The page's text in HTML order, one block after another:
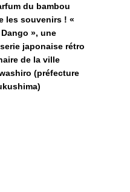
du bambou
les souvenirs ! «
Dango », une
japonaise rétro
de la ville
(préfecture